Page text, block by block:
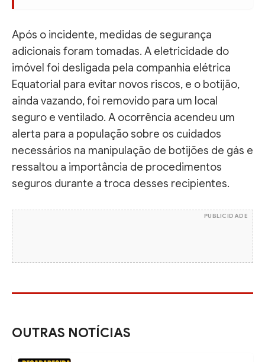
Após o incidente, medidas de segurança
adicionais foram tomadas. A eletricidade do
imóvel foi desligada pela companhia elétrica
Equatorial para evitar novos riscos, e o botijão,
ainda vazando, foi removido para um local
seguro e ventilado. A ocorrência acendeu um
alerta para a população sobre os cuidados
necessários na manipulação de botijões de gás e
ressaltou a importância de procedimentos
seguros durante a troca desses recipientes.
PUBLICIDADE
OUTRAS NOTÍCIAS